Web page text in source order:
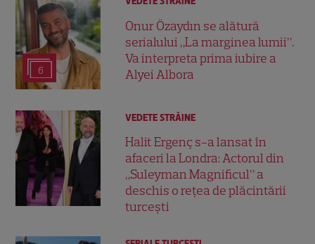
6
Onur Özaydın se alătură
serialului „La marginea lumii”.
Va interpreta prima iubire a
Alyei Albora
VEDETE STRĂINE
Halit Ergenç s-a lansat în
afaceri la Londra: Actorul din
„Suleyman Magnificul” a
deschis o rețea de plăcintării
turcești